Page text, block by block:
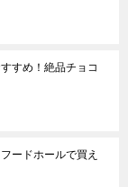
すめ！絶品チョコ
ードホールで買え